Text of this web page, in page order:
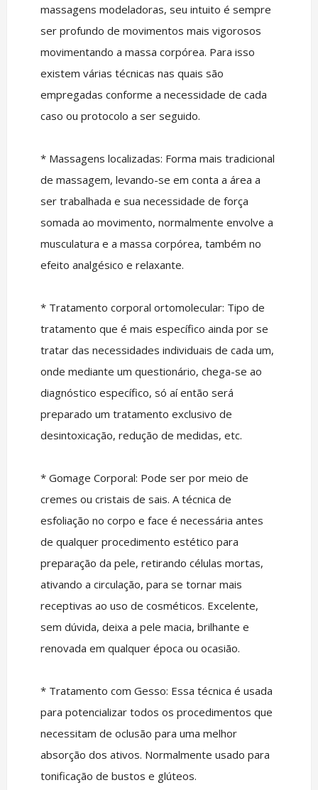
massagens modeladoras, seu intuito é sempre
ser profundo de movimentos mais vigorosos
movimentando a massa corpórea. Para isso
existem várias técnicas nas quais são
empregadas conforme a necessidade de cada
caso ou protocolo a ser seguido.
* Massagens localizadas: Forma mais tradicional
de massagem, levando-se em conta a área a
ser trabalhada e sua necessidade de força
somada ao movimento, normalmente envolve a
musculatura e a massa corpórea, também no
efeito analgésico e relaxante.
* Tratamento corporal ortomolecular: Tipo de
tratamento que é mais específico ainda por se
tratar das necessidades individuais de cada um,
onde mediante um questionário, chega-se ao
diagnóstico específico, só aí então será
preparado um tratamento exclusivo de
desintoxicação, redução de medidas, etc.
* Gomage Corporal: Pode ser por meio de
cremes ou cristais de sais. A técnica de
esfoliação no corpo e face é necessária antes
de qualquer procedimento estético para
preparação da pele, retirando células mortas,
ativando a circulação, para se tornar mais
receptivas ao uso de cosméticos. Excelente,
sem dúvida, deixa a pele macia, brilhante e
renovada em qualquer época ou ocasião.
* Tratamento com Gesso: Essa técnica é usada
para potencializar todos os procedimentos que
necessitam de oclusão para uma melhor
absorção dos ativos. Normalmente usado para
tonificação de bustos e glúteos.